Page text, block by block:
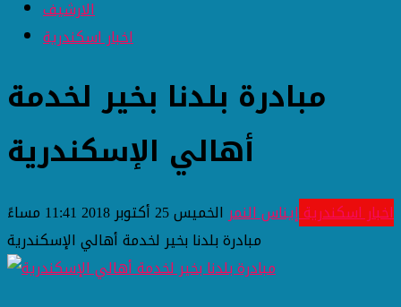
الارشيف
اخبار اسكندرية
مبادرة بلدنا بخير لخدمة
أهالي الإسكندرية
اخبار اسكندريةإيناس النمر الخميس 25 أكتوبر 2018 11:41 مساءً
مبادرة بلدنا بخير لخدمة أهالي الإسكندرية